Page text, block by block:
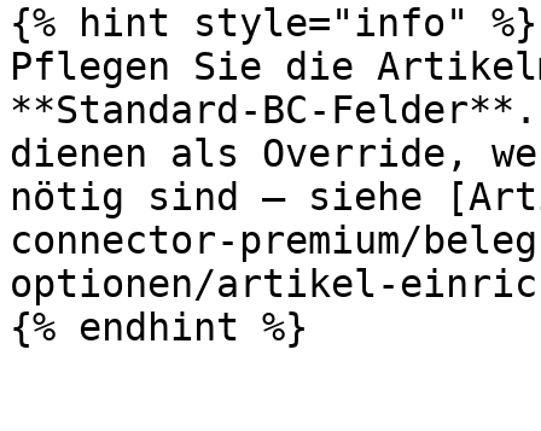
{% hint style="info" %}
Pflegen Sie die
**Standard-BC-
dienen als Override,
nötig sind – siehe
connector-premium/
optionen/artikel-
{% endhint %}